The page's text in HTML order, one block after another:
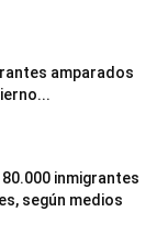
amparados
inmigrantes
según medios